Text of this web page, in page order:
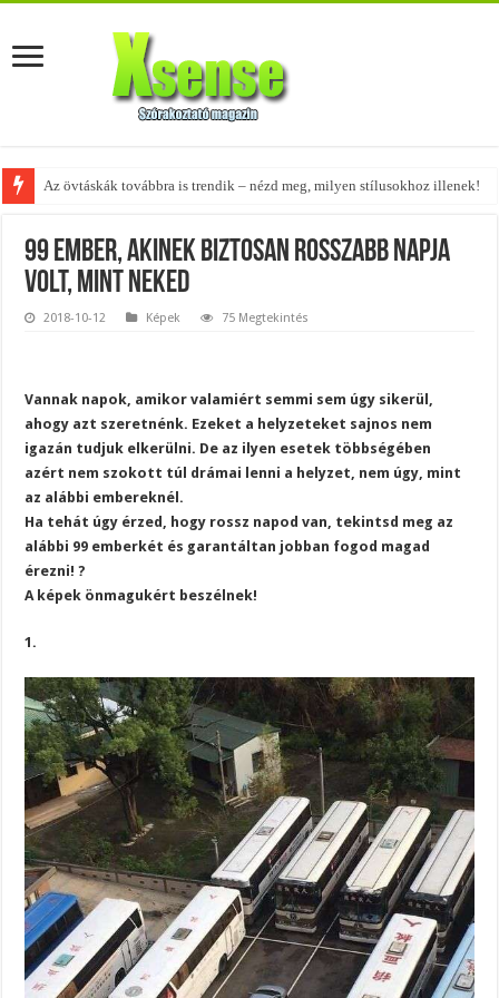
A tökéletes táskák férfiaknak – fedezd fel az 5 legjobb fazont!
99 ember, akinek biztosan rosszabb napja
volt, mint neked
2018-10-12 Képek 75 Megtekintés
Vannak napok, amikor valamiért semmi sem úgy sikerül,
ahogy azt szeretnénk. Ezeket a helyzeteket sajnos nem
igazán tudjuk elkerülni. De az ilyen esetek többségében
azért nem szokott túl drámai lenni a helyzet, nem úgy, mint
az alábbi embereknél.
Ha tehát úgy érzed, hogy rossz napod van, tekintsd meg az
alábbi 99 emberkét és garantáltan jobban fogod magad
érezni! ?
A képek önmagukért beszélnek!
1.